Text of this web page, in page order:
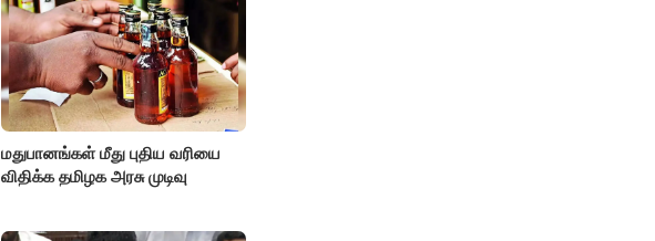
மதுபானங்கள் மீது புதிய வரியை
விதிக்க தமிழக அரசு முடிவு